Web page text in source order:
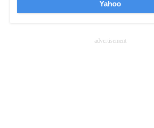
Yahoo
advertisement